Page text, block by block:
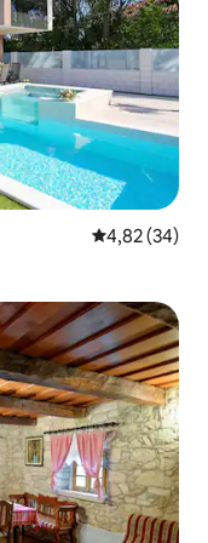
4,82 (34)